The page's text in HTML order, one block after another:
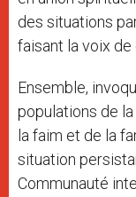
des situations
faisant la voix de
Ensemble,
populations de
la faim et de la
situation
Communauté